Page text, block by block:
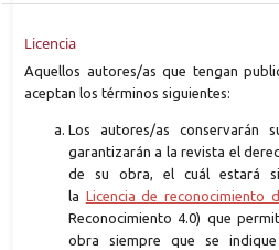
Licencia
Aquellos autores/as que tengan
aceptan los términos siguientes:
Los autores/as conservarán
garantizarán a la revista el
de su obra, el cuál estará
la Licencia de reconocimiento
Reconocimiento 4.0) que
obra siempre que se